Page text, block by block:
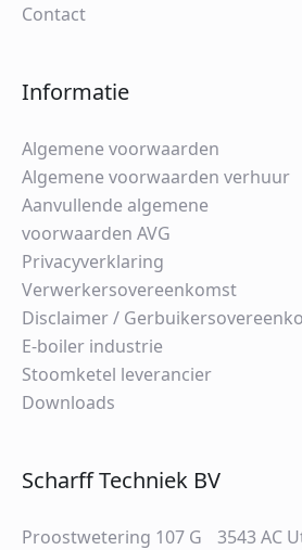
Contact
Informatie
Algemene voorwaarden
Algemene voorwaarden verhuur
Aanvullende algemene
voorwaarden AVG
Privacyverklaring
Verwerkersovereenkomst
Disclaimer /
E-boiler industrie
Stoomketel leverancier
Downloads
Scharff Techniek BV
Proostwetering 107 G 3543 AC